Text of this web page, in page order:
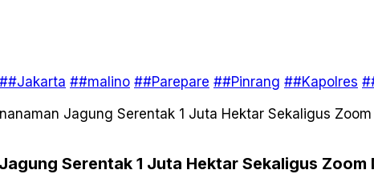
##Jakarta ##malino ##Parepare ##Pinrang ##Kapolres
Jagung Serentak 1 Juta Hektar Sekaligus
Serentak 1 Juta Hektar Sekaligus